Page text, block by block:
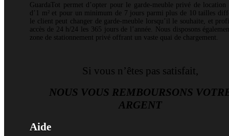
GuardaTot permet d’opter pour le garde-meuble privé de
d’1 m² et pour un minimum de 7 jours parmi plus de 10 tailles
le client peut changer de garde-meuble lorsqu’il le souhaite, et
accès de 24 h/24 les 365 jours de l’année. Nous disposons
zone de stationnement privé offrant un vaste quai de chargement.
Si vous n’êtes pas satisfait,
NOUS VOUS REMBOURSONS
ARGENT
Aide